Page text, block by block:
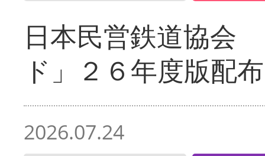
日本民営鉄道協会
ド」２６年度版配布
2026.07.24